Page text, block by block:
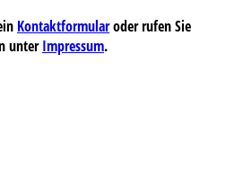
Kontaktformularoder rufen Sie
unterImpressum.